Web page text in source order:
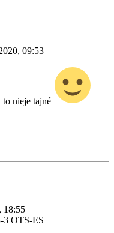
09:53
nieje tajné
18:55
3 OTS-ES